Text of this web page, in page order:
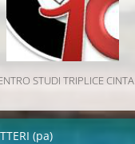
STUDI TRIPLICE CINTA
(pa)